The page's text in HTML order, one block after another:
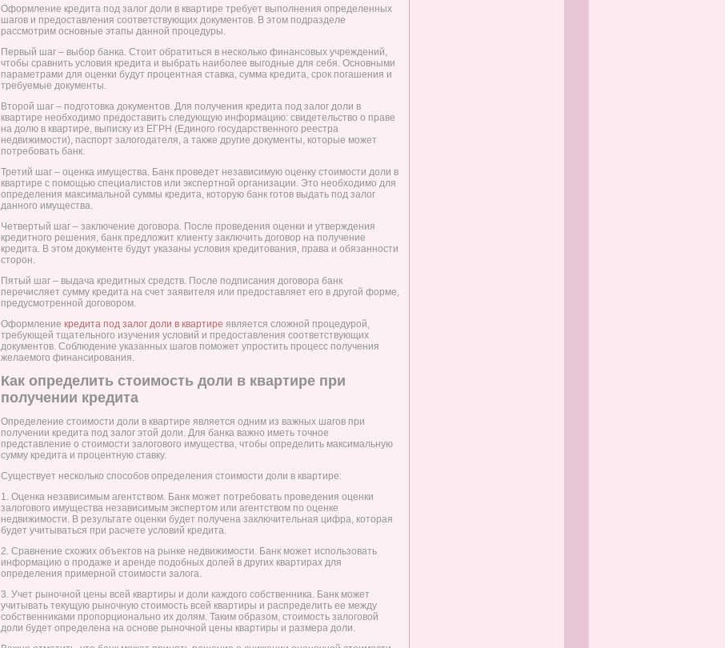
Оформление кредита под залог доли в квартире требует выполнения определенных
шагов и предоставления соответствующих документов. В этом подразделе
рассмотрим основные этапы данной процедуры.
Первый шаг – выбор банка. Стоит обратиться в несколько финансовых учреждений,
чтобы сравнить условия кредита и выбрать наиболее выгодные для себя. Основными
параметрами для оценки будут процентная ставка, сумма кредита, срок погашения и
требуемые документы.
Второй шаг – подготовка документов. Для получения кредита под залог доли в
квартире необходимо предоставить следующую информацию: свидетельство о праве
на долю в квартире, выписку из ЕГРН (Единого государственного реестра
недвижимости), паспорт залогодателя, а также другие документы, которые может
потребовать банк.
Третий шаг – оценка имущества. Банк проведет независимую оценку стоимости доли в
квартире с помощью специалистов или экспертной организации. Это необходимо для
определения максимальной суммы кредита, которую банк готов выдать под залог
данного имущества.
Четвертый шаг – заключение договора. После проведения оценки и утверждения
кредитного решения, банк предложит клиенту заключить договор на получение
кредита. В этом документе будут указаны условия кредитования, права и обязанности
сторон.
Пятый шаг – выдача кредитных средств. После подписания договора банк
перечисляет сумму кредита на счет заявителя или предоставляет его в другой форме,
предусмотренной договором.
Оформление кредита под залог доли в квартире является сложной процедурой,
требующей тщательного изучения условий и предоставления соответствующих
документов. Соблюдение указанных шагов поможет упростить процесс получения
желаемого финансирования.
Как определить стоимость доли в квартире при
получении кредита
Определение стоимости доли в квартире является одним из важных шагов при
получении кредита под залог этой доли. Для банка важно иметь точное
представление о стоимости залогового имущества, чтобы определить максимальную
сумму кредита и процентную ставку.
Существует несколько способов определения стоимости доли в квартире:
1. Оценка независимым агентством. Банк может потребовать проведения оценки
залогового имущества независимым экспертом или агентством по оценке
недвижимости. В результате оценки будет получена заключительная цифра, которая
будет учитываться при расчете условий кредита.
2. Сравнение схожих объектов на рынке недвижимости. Банк может использовать
информацию о продаже и аренде подобных долей в других квартирах для
определения примерной стоимости залога.
3. Учет рыночной цены всей квартиры и доли каждого собственника. Банк может
учитывать текущую рыночную стоимость всей квартиры и распределить ее между
собственниками пропорционально их долям. Таким образом, стоимость залоговой
доли будет определена на основе рыночной цены квартиры и размера доли.